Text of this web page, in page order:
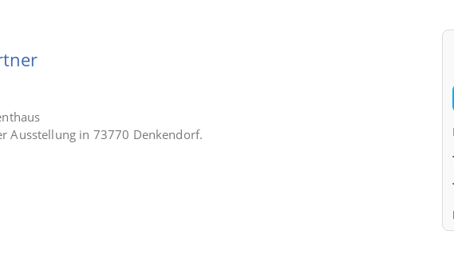
Ausstellung in 73770 Denkendorf.